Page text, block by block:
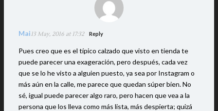
Mai13 May, 2016 at 17:32 Reply
Pues creo que es el típico calzado que visto en tienda te
puede parecer una exageración, pero después, cada vez
que se lo he visto a alguien puesto, ya sea por Instagram o
más aún en la calle, me parece que quedan súper bien. No
sé, igual puede parecer algo raro, pero hacen que vea a la
persona que los lleva como más lista, más despierta; quizá